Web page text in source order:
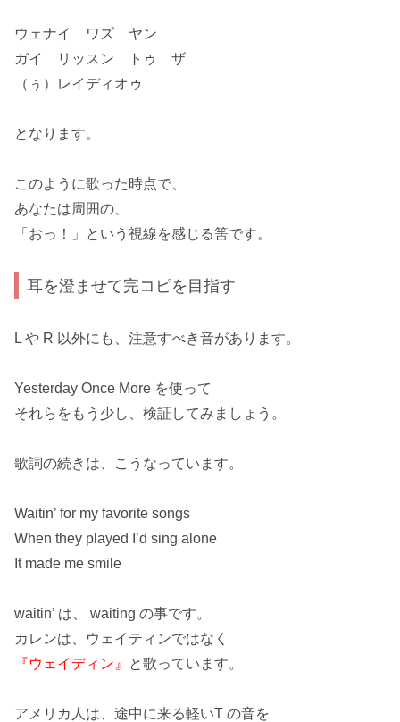
ウェナイ ワズ ヤン
ガイ リッスン トゥ ザ
（ぅ）レイディオゥ
となります。
このように歌った時点で、
あなたは周囲の、
「おっ！」
という視線を感じる筈です。
耳を澄ませて完コピを目指す
L や R 以外にも、注意すべき音があります。
Yesterday Once More を使って
それらをもう少し、検証してみましょう。
歌詞の続きは、こうなっています。
Waitin’ for my favorite songs
When they played I’d sing alone
It made me smile
waitin’ は、 waiting の事です。
カレンは、ウェイティンではなく
『ウェイディン』
と歌っています。
アメリカ人は、 途中に来る軽いT の音を